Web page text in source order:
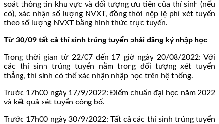
soát thông tin khu vực và đối tượng ưu tiên của thí sinh (nếu
có), xác nhận số lượng NVXT, đồng thời nộp lệ phí xét tuyển
theo số lượng NVXT bằng hình thức trực tuyến.
Từ 30/09 tất cả thí sinh trúng tuyển phải đăng ký nhập học
Trong thời gian từ 22/07 đến 17 giờ ngày 20/08/2022: Với
các thí sinh trúng tuyển nằm trong đối tượng xét tuyển
thẳng, thí sinh có thể xác nhận nhập học trên hệ thống.
Trước 17h00 ngày 17/9/2022: Điểm chuẩn đại học năm 2022
và kết quả xét tuyển công bố.
Trước 17h00 ngày 30/9/2022: Tất cả các thí sinh trúng tuyển